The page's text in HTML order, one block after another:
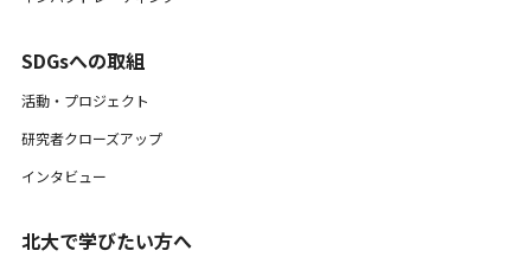
SDGsへの取組
活動・プロジェクト
研究者クローズアップ
インタビュー
北大で学びたい方へ